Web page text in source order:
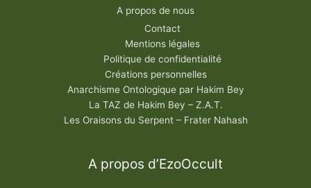
A propos de nous
Contact
Mentions légales
Politique de confidentialité
Créations personnelles
Anarchisme Ontologique par Hakim Bey
La TAZ de Hakim Bey – Z.A.T.
Les Oraisons du Serpent – Frater Nahash
A propos d’EzoOccult